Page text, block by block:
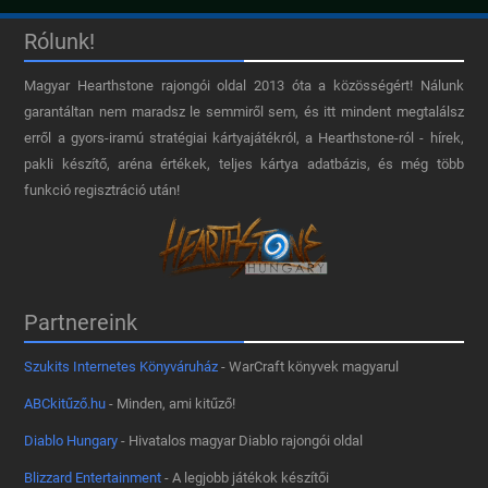
Rólunk!
Magyar Hearthstone​ rajongói oldal 2013 óta a közösségért! Nálunk
garantáltan nem maradsz le semmiről sem, és itt mindent megtalálsz
erről a gyors-iramú stratégiai kártyajátékról, a Hearthstone-ról - hírek,
pakli készítő, aréna értékek, teljes kártya adatbázis, és még több
funkció regisztráció után!
Partnereink
Szukits Internetes Könyváruház - WarCraft könyvek magyarul
ABCkitűző.hu - Minden, ami kitűző!
Diablo Hungary - Hivatalos magyar Diablo rajongói oldal
Blizzard Entertainment - A legjobb játékok készítői